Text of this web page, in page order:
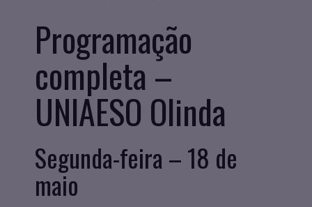
Programação
completa –
UNIAESO Olinda
Segunda-feira – 18 de
maio